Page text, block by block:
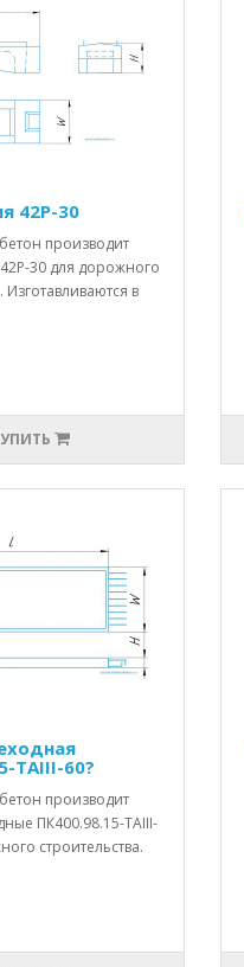
42Р-30
производит
30 для дорожного
Изготавливаются в
ТАIII-60?
производит
ПК400.98.15-ТАIII-
строительства.